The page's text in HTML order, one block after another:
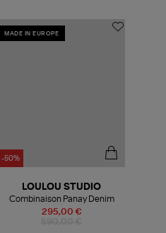
MADE IN EUROPE
-50%
295,00 €
LOULOU STUDIO
Combinaison Panay Denim